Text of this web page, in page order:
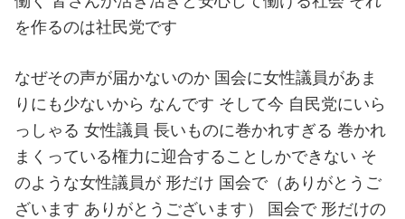
を作るのは社民党です
なぜその声が届かないのか 国会に女性議員があま
りにも少ないから なんです そして今 自民党にいら
っしゃる 女性議員 長いものに巻かれすぎる 巻かれ
まくっている権力に迎合することしかできない そ
のような女性議員が 形だけ 国会で（ありがとうご
ざいます ありがとうございます） 国会で 形だけの